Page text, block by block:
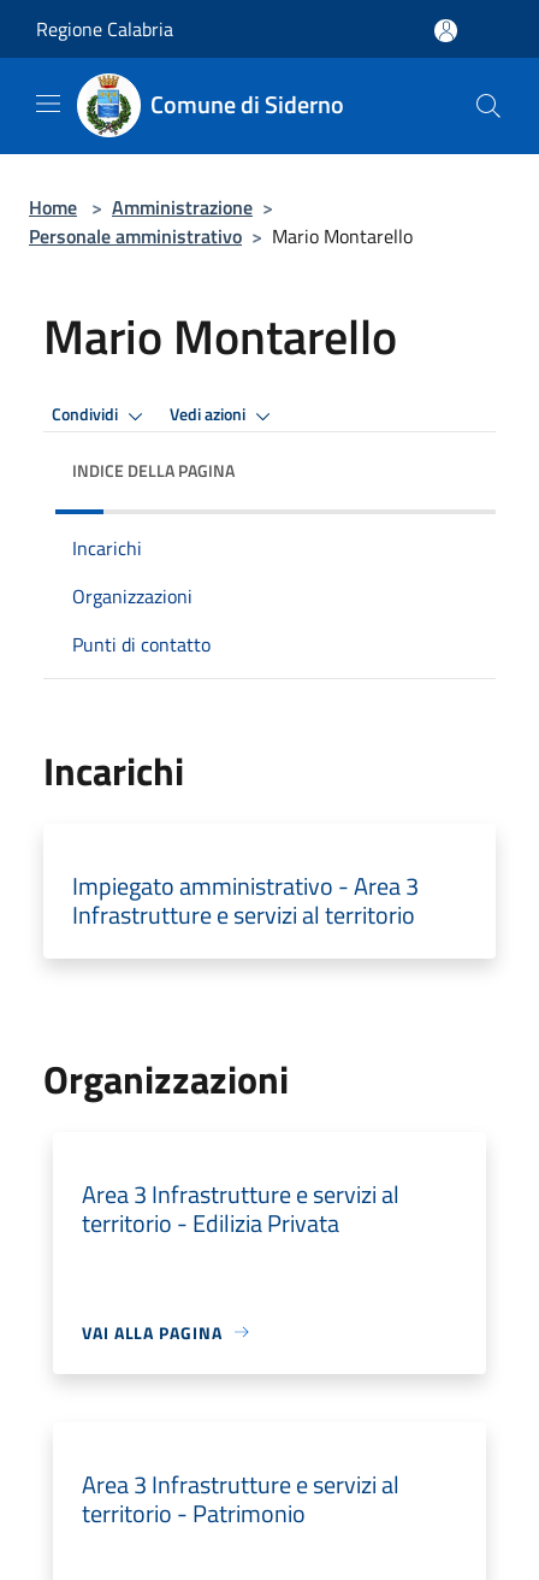
Regione Calabria
Comune di Siderno
Home > Amministrazione >
Personale amministrativo > Mario Montarello
Mario Montarello
Condividi Vedi azioni
INDICE DELLA PAGINA
Incarichi
Organizzazioni
Punti di contatto
Incarichi
Impiegato amministrativo - Area 3
Infrastrutture e servizi al territorio
Organizzazioni
Area 3 Infrastrutture e servizi al
territorio - Edilizia Privata
VAI ALLA PAGINA
Area 3 Infrastrutture e servizi al
territorio - Patrimonio